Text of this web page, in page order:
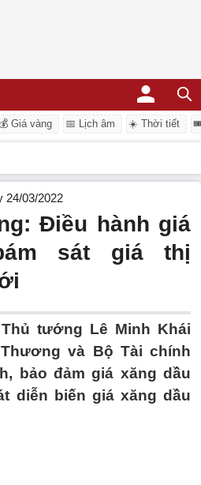
💰 Giá vàng 📅 Lịch âm ☀️ Thời tiết
24/03/2022
Điều hành giá
sát giá thị
tướng Lê Minh Khái
và Bộ Tài chính
bảo đảm giá xăng dầu
diễn biến giá xăng dầu